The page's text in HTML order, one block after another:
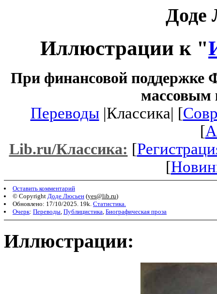
Доде
Иллюстрации к "
При финансовой поддержке
массовым
Переводы|Классика| [
[
Lib.ru/Классика: [
[
Оставить комментарий
© Copyright Доде Люсьен (yes@lib.ru)
Обновлено: 17/10/2025. 19k. Статистика.
Очерк: Переводы Публицистика Биографическая проза
Иллюстрации: